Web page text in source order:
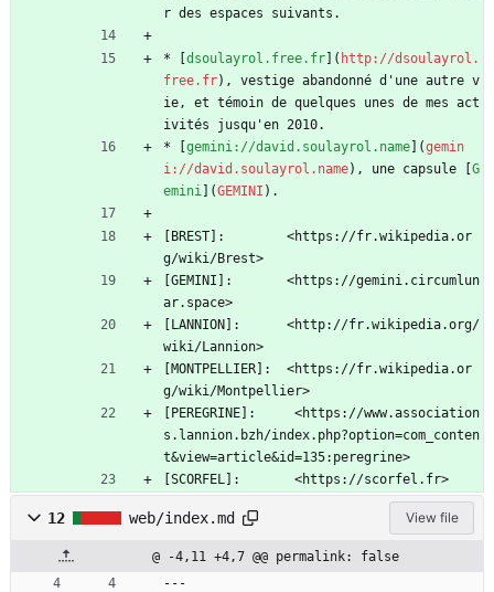
r des espaces suivants.
* [ dsoulayrol.free.fr ]( http://dsoulayrol.
free.fr), vestige abandonné d'une autre v
ie, et témoin de quelques unes de mes act
ivités jusqu'en 2010.
* [ gemini://david.soulayrol.name ](gemin
i://david.soulayrol.name), une capsule [ G
emini ](GEMINI ).
[BREST]:        <https://fr.wikipedia.or
g/wiki/Brest>
[GEMINI]:       <https://gemini.circumlun
ar.space>
[LANNION]:      <http://fr.wikipedia.org/
wiki/Lannion>
[MONTPELLIER]:  <https://fr.wikipedia.or
g/wiki/Montpellier>
[PEREGRINE]:     <https://www.association
s.lannion.bzh/index.php?option=com_conten
t&view=article&id=135:peregrine>
[SCORFEL]:       <https://scorfel.fr>
12 web/index.md View file
@ -4,11 +4,7 @@ permalink: false
---